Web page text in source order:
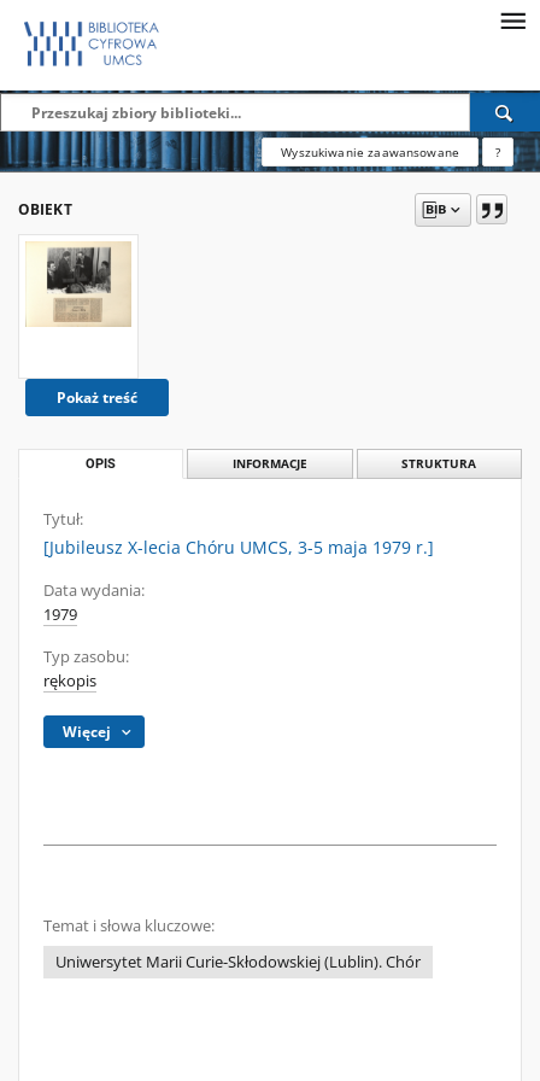
Wyszukiwanie zaawansowane ?
OBIEKT
Pokaż treść
OPIS INFORMACJE STRUKTURA
Tytuł:
[Jubileusz X-lecia Chóru UMCS, 3-5 maja 1979 r.]
Data wydania:
1979
Typ zasobu:
rękopis
Więcej
Temat i słowa kluczowe:
Uniwersytet Marii Curie-Skłodowskiej (Lublin). Chór